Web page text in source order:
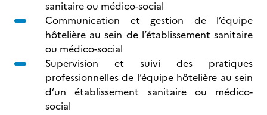
sanitaire ou médico-social
Communication et gestion de l’équipe
hôtelière au sein de l’établissement sanitaire
ou médico-social
Supervision et suivi des pratiques
professionnelles de l’équipe hôtelière au sein
d’un établissement sanitaire ou médico-
social